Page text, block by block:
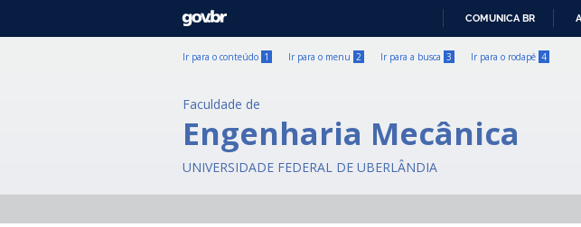
GOVBR
COMUNICA BR
Ir para o conteúdo 1 Ir para o menu 2 Ir para a busca 3 Ir para o rodapé 4
Faculdade de
Engenharia Mecânica
UNIVERSIDADE FEDERAL DE UBERLÂNDIA